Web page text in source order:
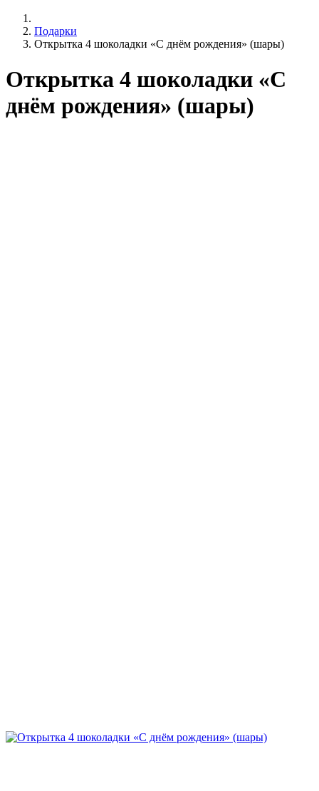
Подарки
Открытка 4 шоколадки «С днём рождения» (шары)
Открытка 4 шоколадки «С
днём рождения» (шары)